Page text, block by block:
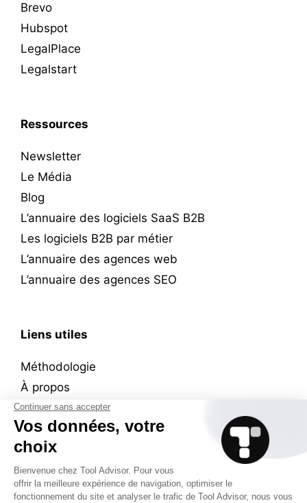
Brevo
Hubspot
LegalPlace
Legalstart
Ressources
Newsletter
Le Média
Blog
L’annuaire des logiciels SaaS B2B
Les logiciels B2B par métier
L’annuaire des agences web
L’annuaire des agences SEO
Liens utiles
Méthodologie
À propos
Wall of ❤️
Plan du site
Mentions légales
Contact